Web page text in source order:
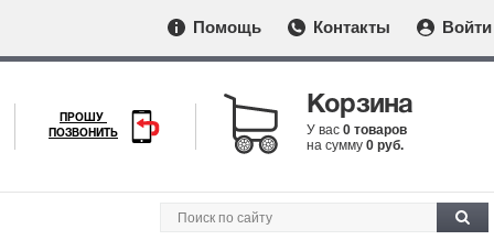
Помощь Контакты Войти
ПРОШУ
ПОЗВОНИТЬ
Корзина
У вас 0 товаров
на сумму 0 руб.